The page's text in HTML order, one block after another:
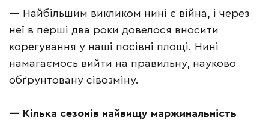
— Найбільшим викликом нині є війна, і через
неї в перші два роки довелося вносити
корегування у наші посівні площі. Нині
намагаємось вийти на правильну, науково
обґрунтовану сівозміну.
— Кілька сезонів найвищу маржинальність